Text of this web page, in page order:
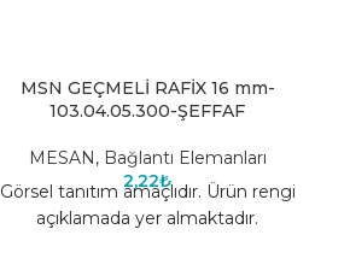
MSN GEÇMELİ RAFİX 16 mm-
103.04.05.300-ŞEFFAF
MESAN, Bağlantı Elemanları
2,22₺
Görsel tanıtım amaçlıdır. Ürün rengi
açıklamada yer almaktadır.